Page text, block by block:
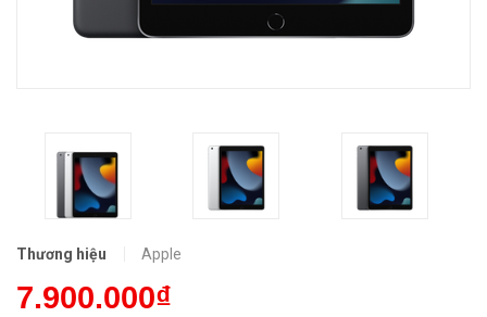
Thương hiệu Apple
7.900.000₫